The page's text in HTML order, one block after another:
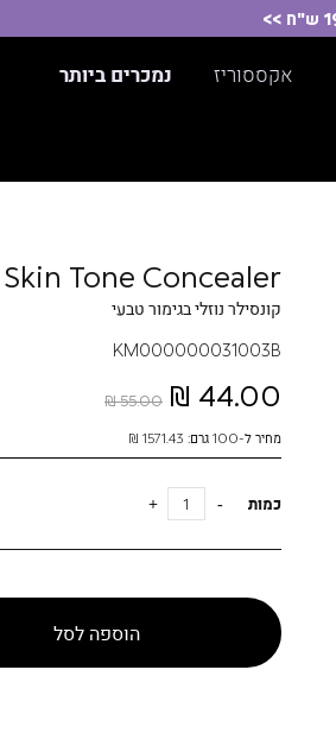
אקססוריז נמכרים ביותר
Skin Tone Concealer
קונסילר נוזלי בגימור טבעי
KM000000031003B
44.00 ₪
55.00 ₪
מחיר ל-100 גרם: 1571.43 ₪
כמות
הוספה לסל